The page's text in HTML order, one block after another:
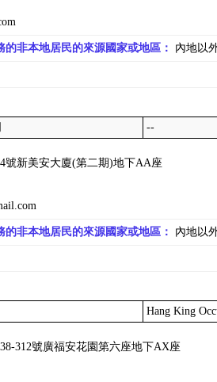
非本地居民的來源國家或地區： 內地以
--
號新美安大廈(第二期)地下AA座
非本地居民的來源國家或地區： 內地以
Hang King
312號廣福安花園第六座地下AX座